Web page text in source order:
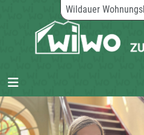
Wildauer